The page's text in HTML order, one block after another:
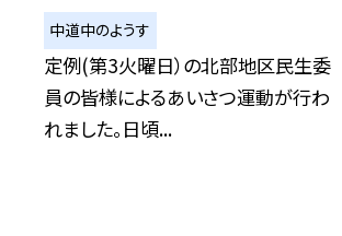
中道中のようす
定例(第3火曜日）の北部地区民生委
員の皆様によるあいさつ運動が行わ
れました。日頃...